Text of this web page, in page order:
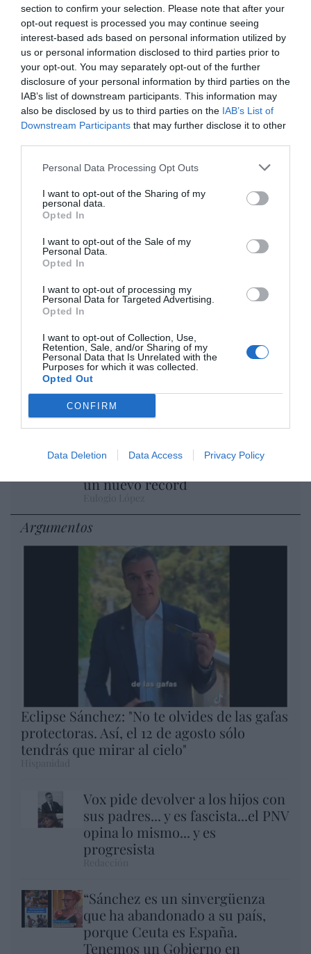
section to confirm your selection. Please note that after your
opt-out request is processed you may continue seeing
interest-based ads based on personal information utilized by
us or personal information disclosed to third parties prior to
your opt-out. You may separately opt-out of the further
disclosure of your personal information by third parties on the
IAB’s list of downstream participants. This information may
also be disclosed by us to third parties on the IAB’s List of
Downstream Participants that may further disclose it to other
Personal Data Processing Opt Outs
I want to opt-out of the Sharing of my
personal data.
Opted In
I want to opt-out of the Sale of my
Personal Data.
Opted In
I want to opt-out of processing my
Personal Data for Targeted Advertising.
Opted In
I want to opt-out of Collection, Use,
Retention, Sale, and/or Sharing of my
Personal Data that Is Unrelated with the
Purposes for which it was collected.
Opted Out
CONFIRM
Data Deletion Data Access Privacy Policy
por Redacción
Artículos anteriores
Opinión
Enormes minucias
por Eulogio López
Nokia, Ericsson... Huawei: lo que importan
son las patentes
Eulogio López
Isabel Pantoja pierde dos pleitos
con Hacienda por 700.000
euros... suma y sigue
Eulogio López
El IBEX 35 cerró la sesión del
un nuevo récord
Argumentos
Eclipse Sánchez: "No te olvides de las gafas
protectoras. Así, el 12 de agosto sólo
tendrás que mirar al cielo"
Vox pide devolver a los hijos con
sus padres... y es fascista...el PNV
opina lo mismo... y es
progresista
“Sánchez es un sinvergüenza
que ha abandonado a su país,
porque Ceuta es España.
Tenemos un Gobierno en